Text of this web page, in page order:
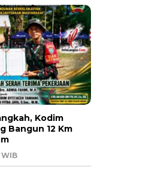
Kodim
Bangun 12 Km
WIB